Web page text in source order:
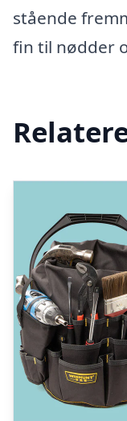
stående
fin til nødder